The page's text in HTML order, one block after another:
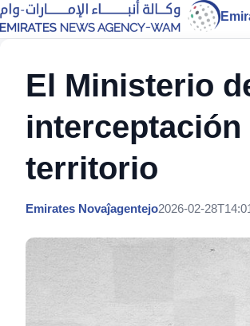
El Ministerio
territorio
Emirates Novaĵagentejo2026-02-